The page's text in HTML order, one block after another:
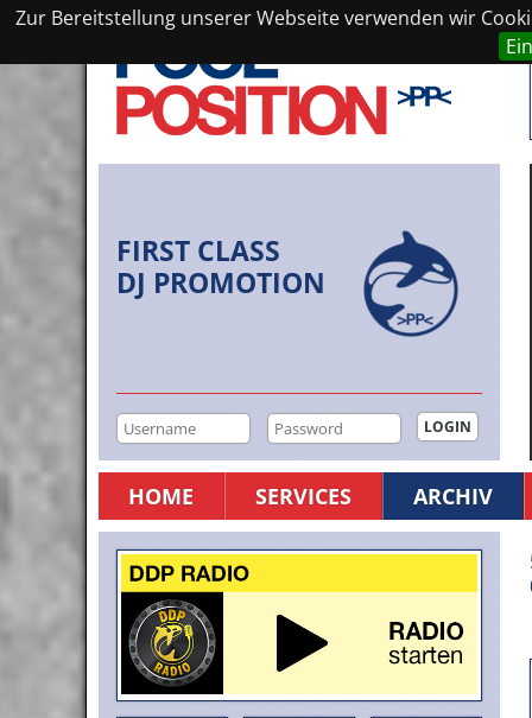
Zur Bereitstellung unserer Webseite verwenden wir
FIRST CLASS
DJ PROMOTION
HOME SERVICES ARCHIV